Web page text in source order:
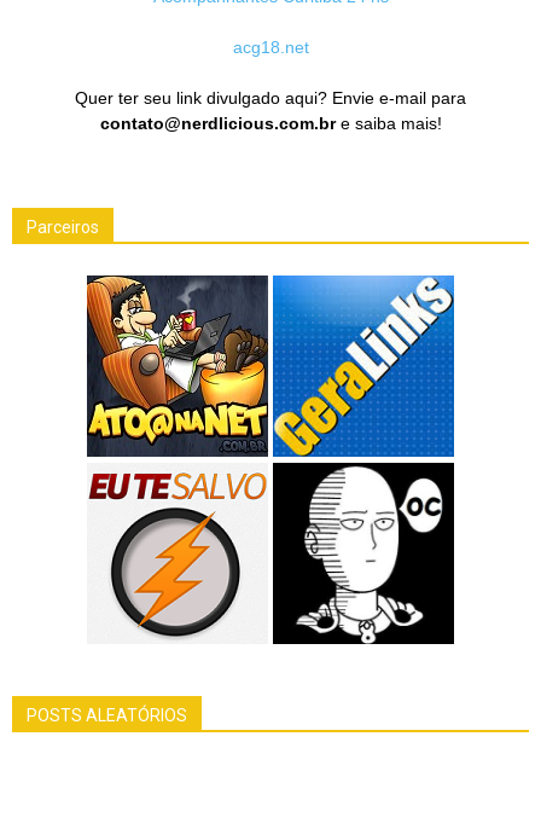
acg18.net
Quer ter seu link divulgado aqui? Envie e-mail para
contato@nerdlicious.com.bre saiba mais!
Parceiros
POSTS ALEATÓRIOS